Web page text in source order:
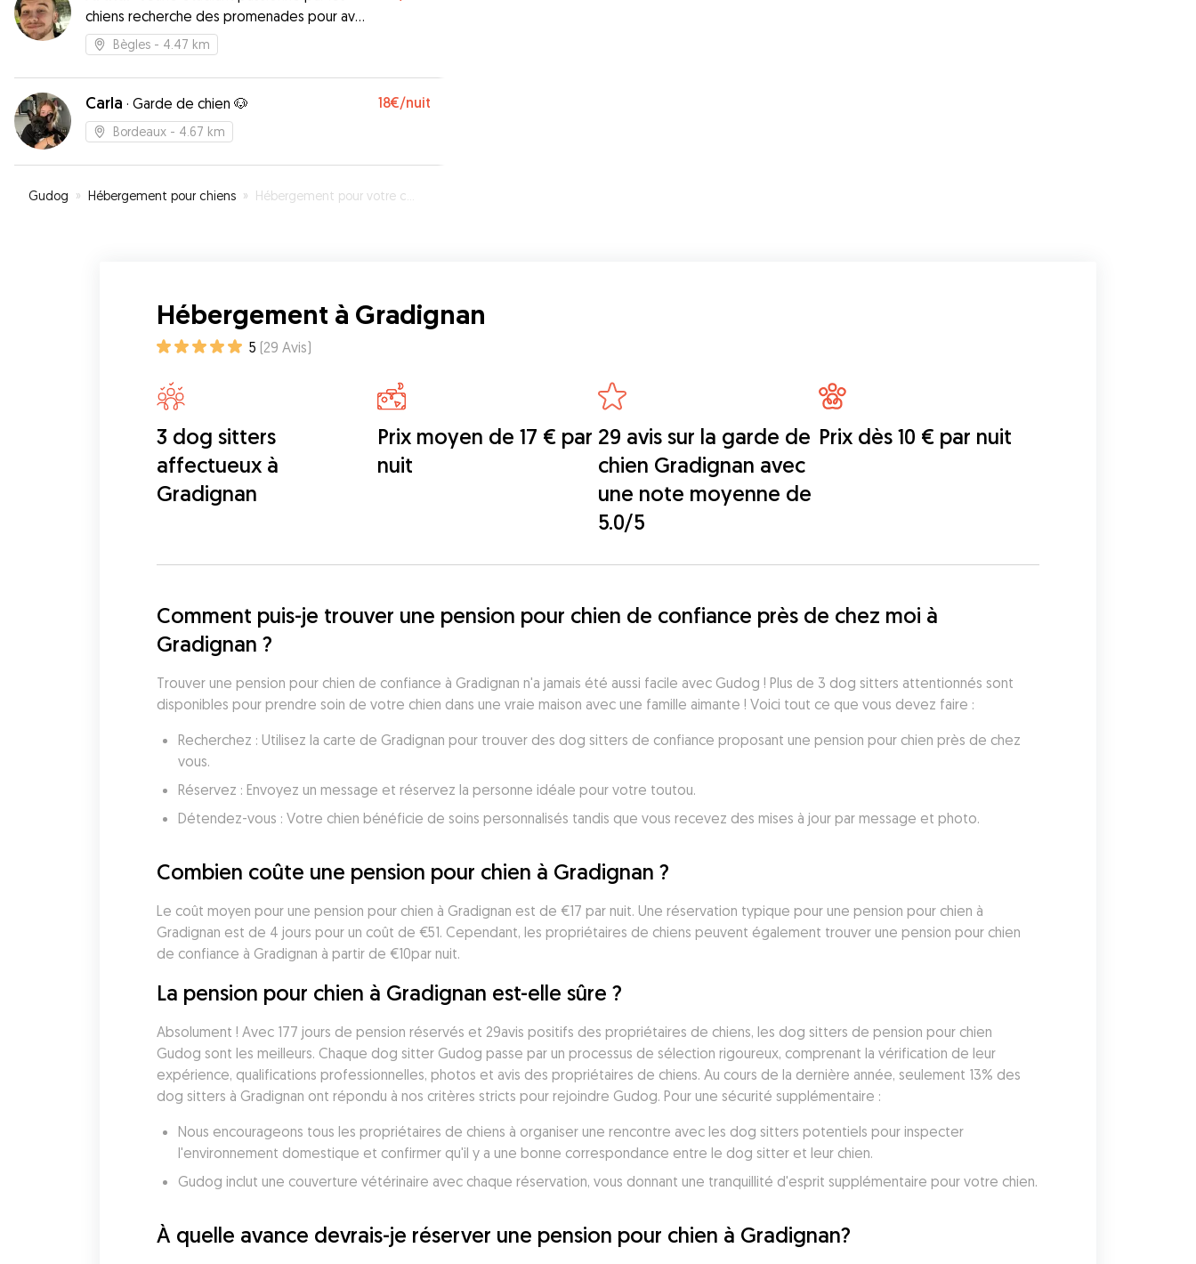
chiens recherche des promenades pour avoir
un complément de salaire
Bègles - 4.47 km
Carla · Garde de chien 🐶 18€/nuit
Bordeaux - 4.67 km
Gudog » Hébergement pour chiens » Hébergement pour votre chien à Gradignan
Hébergement à Gradignan
5 (29 Avis)
3 dog sitters
affectueux à
Gradignan
Prix moyen de 17 € par
nuit
29 avis sur la garde de
chien Gradignan avec
une note moyenne de
5.0/5
Prix dès 10 € par nuit
Comment puis-je trouver une pension pour chien de confiance près de chez moi à
Gradignan ?
Trouver une pension pour chien de confiance à Gradignan n'a jamais été aussi facile avec Gudog ! Plus de 3 dog sitters attentionnés sont
disponibles pour prendre soin de votre chien dans une vraie maison avec une famille aimante ! Voici tout ce que vous devez faire :
Recherchez : Utilisez la carte de Gradignan pour trouver des dog sitters de confiance proposant une pension pour chien près de chez
vous.
Réservez : Envoyez un message et réservez la personne idéale pour votre toutou.
Détendez-vous : Votre chien bénéficie de soins personnalisés tandis que vous recevez des mises à jour par message et photo.
Combien coûte une pension pour chien à Gradignan ?
Le coût moyen pour une pension pour chien à Gradignan est de €17 par nuit. Une réservation typique pour une pension pour chien à
Gradignan est de 4 jours pour un coût de €51. Cependant, les propriétaires de chiens peuvent également trouver une pension pour chien
de confiance à Gradignan à partir de €10par nuit.
La pension pour chien à Gradignan est-elle sûre ?
Absolument ! Avec 177 jours de pension réservés et 29avis positifs des propriétaires de chiens, les dog sitters de pension pour chien
Gudog sont les meilleurs. Chaque dog sitter Gudog passe par un processus de sélection rigoureux, comprenant la vérification de leur
expérience, qualifications professionnelles, photos et avis des propriétaires de chiens. Au cours de la dernière année, seulement 13% des
dog sitters à Gradignan ont répondu à nos critères stricts pour rejoindre Gudog. Pour une sécurité supplémentaire :
Nous encourageons tous les propriétaires de chiens à organiser une rencontre avec les dog sitters potentiels pour inspecter
l'environnement domestique et confirmer qu'il y a une bonne correspondance entre le dog sitter et leur chien.
À quelle avance devrais-je réserver une pension pour chien à Gradignan?